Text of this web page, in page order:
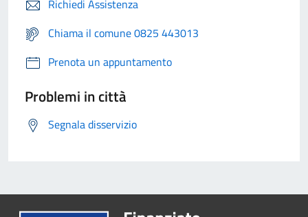
Richiedi Assistenza
Chiama il comune 0825 443013
Prenota un appuntamento
Problemi in città
Segnala disservizio